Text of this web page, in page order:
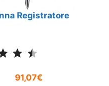
Registratore
91,07€